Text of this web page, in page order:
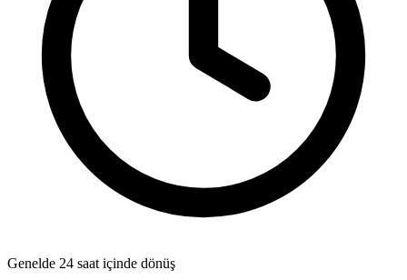
Genelde 24 saat içinde dönüş